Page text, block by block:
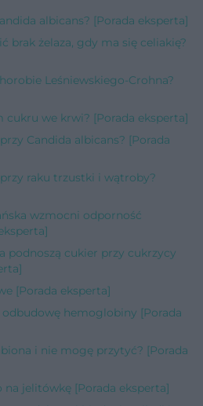
albicans? [Porada eksperta]
brak żelaza, gdy ma się celiakię?
Leśniewskiego-Crohna?
cukru we krwi? [Porada eksperta]
Candida albicans? [Porada
raku trzustki i wątroby?
wzmocni odporność
podnoszą cukier przy cukrzycy
[Porada eksperta]
hemoglobiny [Porada
i nie mogę przytyć? [Porada
na jelitówkę [Porada eksperta]